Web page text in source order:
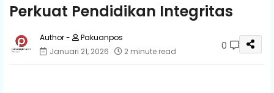
Perkuat Pendidikan Integritas
Pakuanpos
Januari 21, 2026
2 minute read 0